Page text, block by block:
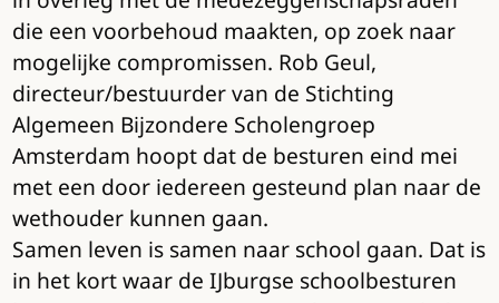
die een voorbehoud maakten, op zoek naar
mogelijke compromissen. Rob Geul,
directeur/bestuurder van de Stichting
Algemeen Bijzondere Scholengroep
Amsterdam hoopt dat de besturen eind mei
met een door iedereen gesteund plan naar de
wethouder kunnen gaan.
Samen leven is samen naar school gaan. Dat is
in het kort waar de IJburgse schoolbesturen